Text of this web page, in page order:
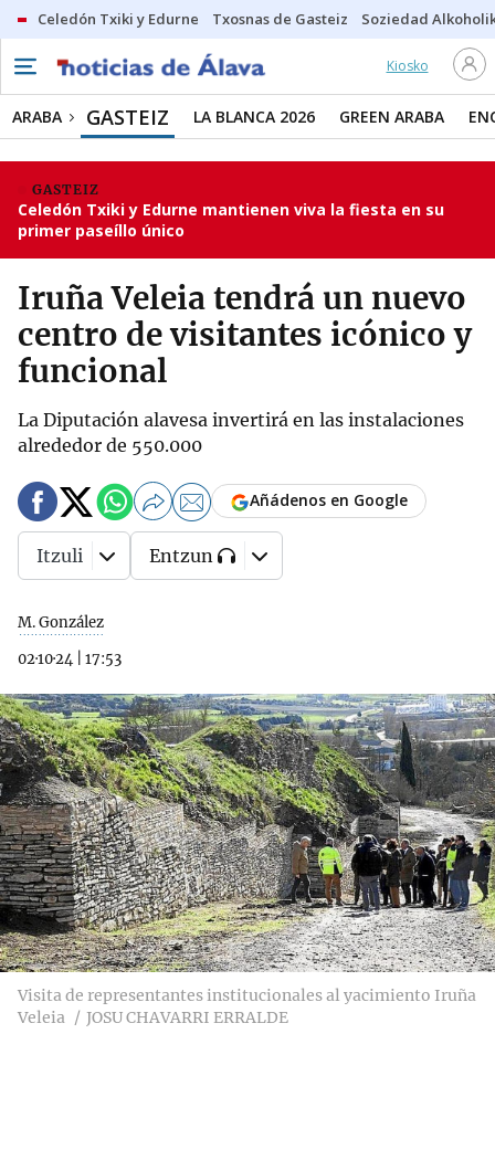
Celedón Txiki y Edurne Txosnas de Gasteiz Soziedad
Kiosko
ARABA GASTEIZ LA BLANCA 2026 GREEN ARABA
GASTEIZ
Celedón Txiki y Edurne mantienen viva la fiesta en su
primer paseíllo único
Iruña Veleia tendrá un nuevo
centro de visitantes icónico y
funcional
La Diputación alavesa invertirá en las instalaciones
alrededor de 550.000
M. González
02·10·24
17:53
Añádenos en Google
Itzuli Entzun
Visita de representantes institucionales al yacimiento Iruña
Veleia
JOSU CHAVARRI ERRALDE